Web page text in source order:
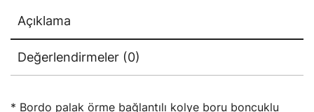
Açıklama
Değerlendirmeler (0)
* Bordo palak örme bağlantılı kolye boru boncuklu